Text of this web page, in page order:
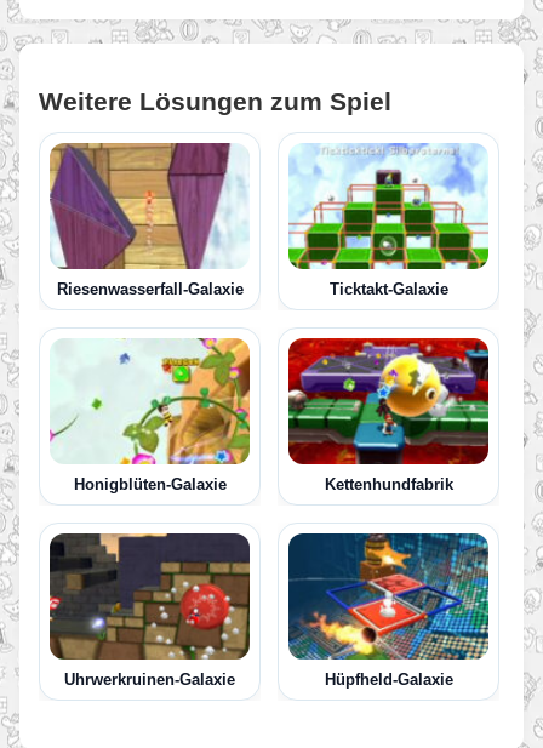
Weitere Lösungen zum Spiel
Riesenwasserfall-Galaxie Ticktakt-Galaxie
Honigblüten-Galaxie Kettenhundfabrik
Uhrwerkruinen-Galaxie Hüpfheld-Galaxie